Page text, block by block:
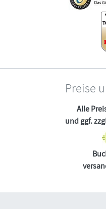
Preise
Alle
und ggf.